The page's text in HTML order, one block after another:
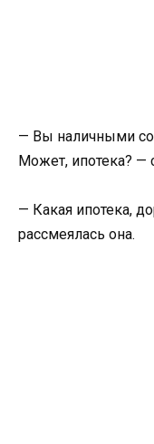
— Вы наличными
Может, ипотека? —
— Какая ипотека,
рассмеялась она.